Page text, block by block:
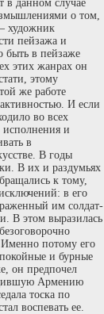
в данном случае
о том,
художник
пейзажа и
быть в пейзаже
этих жанрах он
этому
же работе
И если
во всех
исполнения и
в
В годы
В их и раздумьях
к тому,
в его
им солдат-
В этом выразилась
потому его
и бурные
он предпочел
Армению
тоска по
воспевать ее.